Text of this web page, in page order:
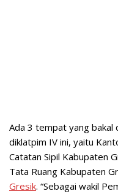
Ada 3 tempat yang bakal
diklatpim IV ini, yaitu
Catatan Sipil Kabupaten
Tata Ruang Kabupaten
Gresik. “Sebagai wakil